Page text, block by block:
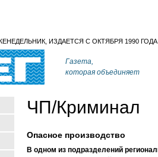
Газета,
которая объединяет
ЧП/Криминал
Опасное производство
В одном из подразделений